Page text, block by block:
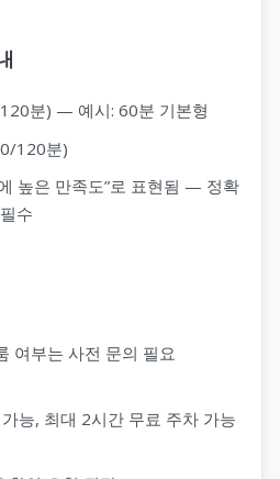
분) — 예시: 60분 기본형
120분)
높은 만족도”로 표현됨 — 정확
수
여부는 사전 문의 필요
능, 최대 2시간 무료 주차 가능